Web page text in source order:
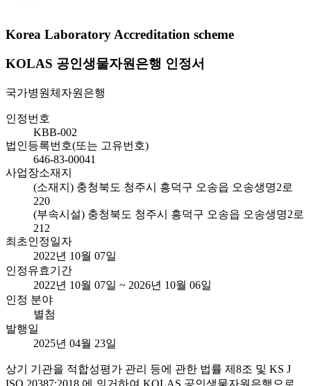
Korea Laboratory Accreditation scheme
KOLAS 공인생물자원은행 인정서
국가병원체자원은행
인정번호
KBB-002
법인등록번호(또는 고유번호)
646-83-00041
사업장소재지
(소재지) 충청북도 청주시 흥덕구 오송읍 오송생명2로
220
(부속시설) 충청북도 청주시 흥덕구 오송읍 오송생명2로
212
최초인정일자
2022년 10월 07일
인정유효기간
2022년 10월 07일 ~ 2026년 10월 06일
인정 분야
별첨
발행일
2025년 04월 23일
상기 기관을 적합성평가 관리 등에 관한 법률 제8조 및 KS J
ISO 20387:2018 에 의거하여 KOLAS 공인생물자원은행으로